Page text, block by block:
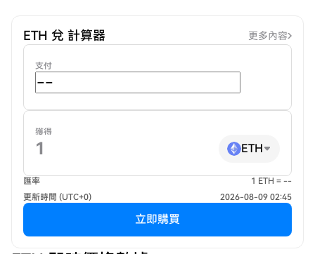
ETH 兌 計算器 更多內容
支付
獲得
ETH
匯率
1 ETH = --
更新時間 (UTC+0)
2026-08-09 02:45
立即購買